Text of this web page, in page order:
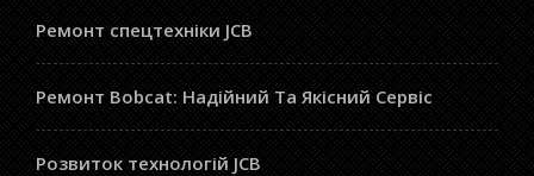
Ремонт спецтехніки JCB
Ремонт Bobcat: Надійний Та Якісний Сервіс
Розвиток технологій JCB